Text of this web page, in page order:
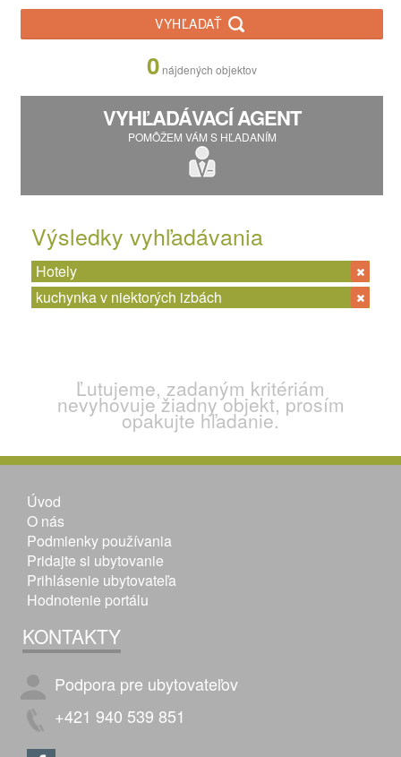
VYHĽADAŤ
0 nájdených objektov
VYHĽADÁVACÍ AGENT
POMÔŽEM VÁM S HĽADANÍM
Výsledky vyhľadávania
Hotely
kuchynka v niektorých izbách
Ľutujeme, zadaným kritériám
nevyhovuje žiadny objekt, prosím
opakujte hľadanie.
Úvod
O nás
Podmienky používania
Pridajte si ubytovanie
Prihlásenie ubytovateľa
Hodnotenie portálu
KONTAKTY
Podpora pre ubytovateľov
+421 940 539 851